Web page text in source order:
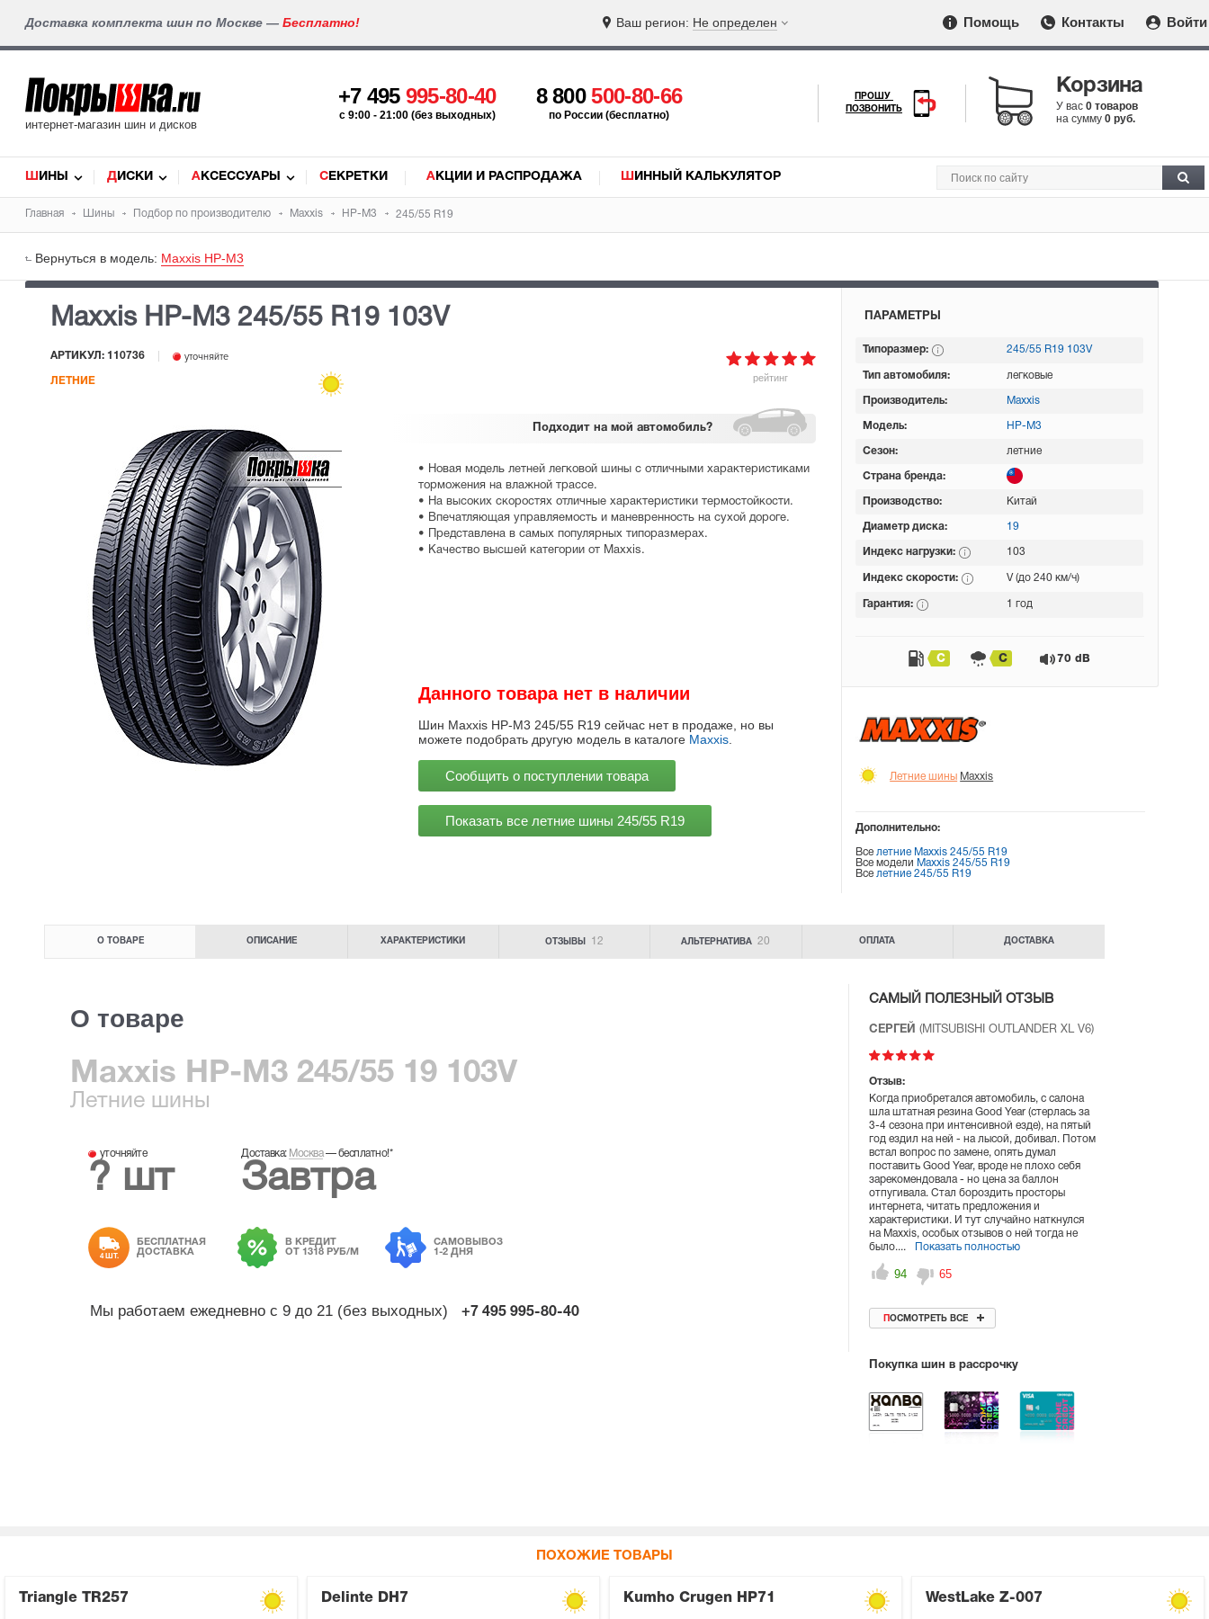
Доставка комплекта шин по Москве — Бесплатно! Ваш регион: Не определен Помощь Контакты Войти
интернет-магазин шин и дисков
+7 495 995-80-40
c 9:00 - 21:00 (без выходных)
8 800500-80-66
по России (бесплатно)
ПРОШУ
ПОЗВОНИТЬ
Корзина
У вас 0 товаров
на сумму 0 руб.
ШИНЫ ДИСКИ АКСЕССУАРЫ СЕКРЕТКИ АКЦИИ И РАСПРОДАЖА ШИННЫЙ КАЛЬКУЛЯТОР
Главная Шины Подбор по производителю Maxxis HP-M3 245/55 R19
Вернуться в модель: Maxxis HP-M3
Maxxis HP-M3 245/55 R19 103V
рейтинг
АРТИКУЛ: 110736 уточняйте
ЛЕТНИЕ
Подходит на мой автомобиль?
• Новая модель летней легковой шины с отличными характеристиками
торможения на влажной трассе.
• На высоких скоростях отличные характеристики термостойкости.
• Впечатляющая управляемость и маневренность на сухой дороге.
• Представлена в самых популярных типоразмерах.
• Качество высшей категории от Maxxis.
Данного товара нет в наличии
Шин Maxxis HP-M3 245/55 R19 сейчас нет в продаже, но вы
можете подобрать другую модель в каталоге Maxxis.
Сообщить о поступлении товара
Показать все летние шины 245/55 R19
ПАРАМЕТРЫ
Типоразмер: 245/55 R19 103V
Тип автомобиля: легковые
Производитель: Maxxis
Модель: HP-M3
Сезон: летние
Страна бренда:
Производство: Китай
Диаметр диска: 19
Индекс нагрузки: 103
Индекс скорости: V (до 240 км/ч)
Гарантия: 1 год
C C 70 dB
Летние шины Maxxis
Дополнительно:
Все летние Maxxis 245/55 R19
Все модели Maxxis 245/55 R19
Все летние 245/55 R19
О ТОВАРЕ ОПИСАНИЕ ХАРАКТЕРИСТИКИ ОТЗЫВЫ 12 АЛЬТЕРНАТИВА 20 ОПЛАТА ДОСТАВКА
О товаре
Maxxis HP-M3 245/55 19 103V
Летние шины
уточняйте
? шт
Доставка: Москва—бесплатно!*
Завтра
4 ШТ.
БЕСПЛАТНАЯ
ДОСТАВКА
В КРЕДИТ
ОТ 1318 РУБ/М
САМОВЫВОЗ
1-2 ДНЯ
Мы работаем ежедневно с 9 до 21 (без выходных) +7 495 995-80-40
САМЫЙ ПОЛЕЗНЫЙ ОТЗЫВ
СЕРГЕЙ (MITSUBISHI OUTLANDER XL V6)
Отзыв:
Когда приобретался автомобиль, с салона
шла штатная резина Good Year (стерлась за
3-4 сезона при интенсивной езде), на пятый
год ездил на ней - на лысой, добивал. Потом
встал вопрос по замене, опять думал
поставить Good Year, вроде не плохо себя
зарекомендовала - но цена за баллон
отпугивала. Стал бороздить просторы
интернета, читать предложения и
характеристики. И тут случайно наткнулся
на Maxxis, особых отзывов о ней тогда не
было....
Показать полностью
94 65
ПОСМОТРЕТЬ ВСЕ
Покупка шин в рассрочку
ПОХОЖИЕ ТОВАРЫ
Triangle TR257 Delinte DH7 Kumho Crugen HP71 WestLake Z-007